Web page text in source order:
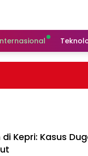
Kepri: Kasus